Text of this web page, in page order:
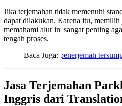
Jika terjemahan tidak memenuhi
dapat dilakukan. Karena itu, memilih
memahami alur ini sangat penting
tengah proses.
Baca Juga: penerjemah
Jasa Terjemahan
Inggris dari